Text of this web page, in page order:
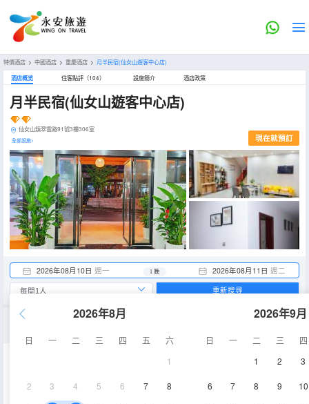
特價酒店 > 中國酒店 > 重慶酒店 > 月半民宿(仙女山遊客中心店)
酒店概览 住客點評（104） 設施簡介 酒店政策
月半民宿(仙女山遊客中心店)
仙女山鎮翠雲路91號3樓306室
全部設施> 現在就預訂
2026年08月10日 週一 2026年08月11日 週二
1 晚
2026年8月
日 一 二 三 四 五
六
1
2 3 4 5 6 7 8
2026年9月
日 一 二 三
四
1
2 3
6 7 8 9 10
重新搜尋
13-15㎡ 空調